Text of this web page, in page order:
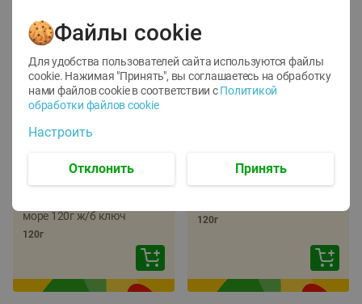
- 22
5.79
Икра трески
тихоокеанской
море 120г ж/б ключ
120г
Икра сельди
тихоокеанской Лунское
120г
Файлы cookie
Для удобства пользователей сайта используются файлы
cookie. Нажимая "Принять", вы соглашаетесь на обработку
нами файлов cookie в соответствии с Политикой
обработки файлов cookie
Настроить
Отклонить Принять